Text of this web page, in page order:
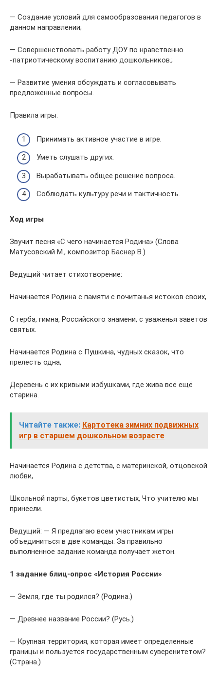
— Создание условий для самообразования педагогов в
данном направлении;
— Совершенствовать работу ДОУ по нравственно
-патриотическому воспитанию дошкольников.;
— Развитие умения обсуждать и согласовывать
предложенные вопросы.
Правила игры:
Принимать активное участие в игре.
Уметь слушать других.
Вырабатывать общее решение вопроса.
Соблюдать культуру речи и тактичность.
Ход игры
Звучит песня «С чего начинается Родина» (Слова
Матусовский М., композитор Баснер В.)
Ведущий читает стихотворение:
Начинается Родина с памяти с почитанья истоков своих,
С герба, гимна, Российского знамени, с уваженья заветов
святых.
Начинается Родина с Пушкина, чудных сказок, что
прелесть одна,
Деревень с их кривыми избушками, где жива всё ещё
старина.
Читайте также: Картотека зимних подвижных
игр в старшем дошкольном возрасте
Начинается Родина с детства, с материнской, отцовской
любви,
Школьной парты, букетов цветистых, Что учителю мы
принесли.
Ведущий: — Я предлагаю всем участникам игры
объединиться в две команды. За правильно
выполненное задание команда получает жетон.
1 задание блиц-опрос «История России»
— Земля, где ты родился? (Родина.)
— Древнее название России? (Русь.)
— Крупная территория, которая имеет определенные
границы и пользуется государственным суверенитетом?
(Страна.)